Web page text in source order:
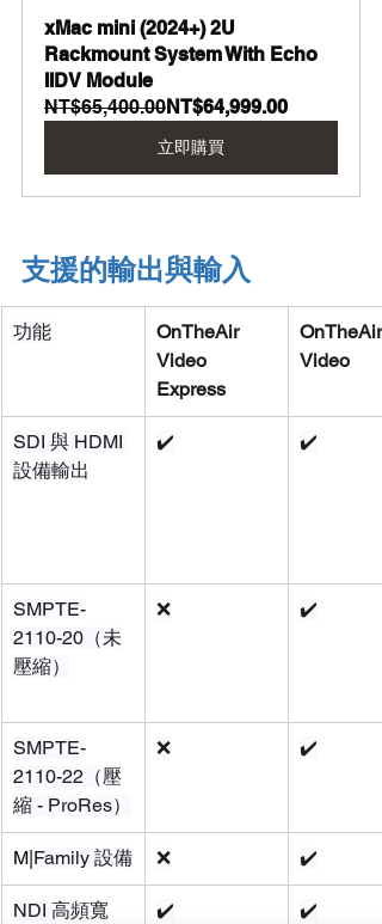
xMac mini (2024+) 2U
Rackmount System With Echo
IIDV Module
NT$65,400.00NT$64,999.00
立即購買
支援的輸出與輸入
功能
OnTheAir
Video
Express
OnTheAir
Video
SDI 與 HDMI
設備輸出
✔️ ✔️
SMPTE-
2110-20（未
壓縮）
❌ ✔️
SMPTE-
2110-22（壓
縮 - ProRes）
❌ ✔️
M| Family 設備 ❌ ✔️
NDI 高頻寬
✔️ ✔️